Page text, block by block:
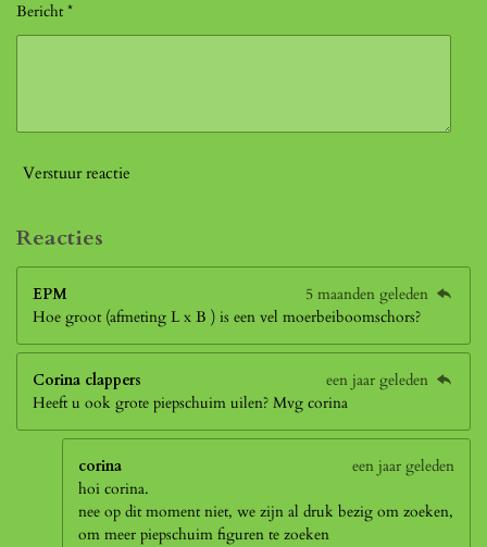
Bericht *
Verstuur reactie
Reacties
EPM
5 maanden geleden
Hoe groot (afmeting L x B ) is een vel moerbeiboomschors?
Corina clappers
een jaar geleden
Heeft u ook grote piepschuim uilen? Mvg corina
corina
een jaar geleden
hoi corina.
nee op dit moment niet, we zijn al druk bezig om zoeken,
om meer piepschuim figuren te zoeken